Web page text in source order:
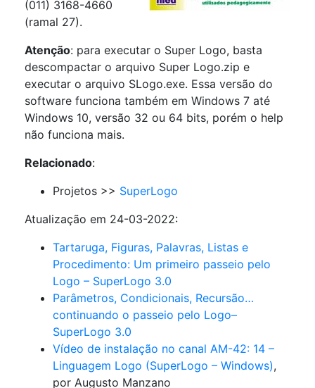
(011) 3168-4660
(ramal 27).
Atenção: para executar o Super Logo, basta
descompactar o arquivo Super Logo.zip e
executar o arquivo SLogo.exe. Essa versão do
software funciona também em Windows 7 até
Windows 10, versão 32 ou 64 bits, porém o help
não funciona mais.
Relacionado:
Projetos >> SuperLogo
Atualização em 24-03-2022:
Tartaruga, Figuras, Palavras, Listas e
Procedimento: Um primeiro passeio pelo
Logo – SuperLogo 3.0
Parâmetros, Condicionais, Recursão…
continuando o passeio pelo Logo–
SuperLogo 3.0
Vídeo de instalação no canal AM-42: 14 –
Linguagem Logo (SuperLogo – Windows),
por Augusto Manzano